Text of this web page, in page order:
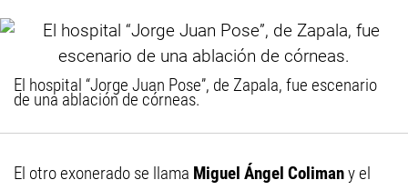
El hospital “Jorge Juan Pose”, de Zapala, fue escenario
de una ablación de córneas.
El otro exonerado se llama Miguel Ángel Colimany el